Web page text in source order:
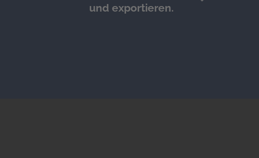
und exportieren.